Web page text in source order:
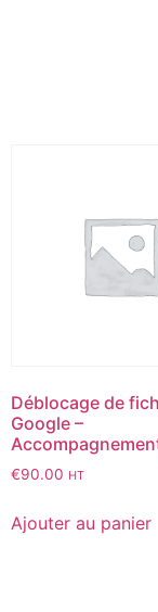
Déblocage de
Google –
€90.00 HT
Ajouter au panier